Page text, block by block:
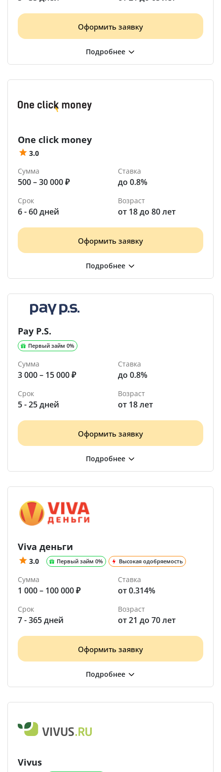
Оформить заявку
One click money
3.0
Сумма
500 – 30 000 ₽
Ставка
до 0.8%
Срок
6 - 60 дней
Возраст
от 18 до 80 лет
Оформить заявку
Pay P.S.
Первый займ 0%
Сумма
3 000 – 15 000 ₽
Ставка
до 0.8%
Срок
5 - 25 дней
Возраст
от 18 лет
Оформить заявку
Viva деньги
3.0 Первый займ 0% Высокая одобряемость
Сумма
1 000 – 100 000 ₽
Ставка
от 0.314%
Срок
7 - 365 дней
Возраст
от 21 до 70 лет
Оформить заявку
Vivus